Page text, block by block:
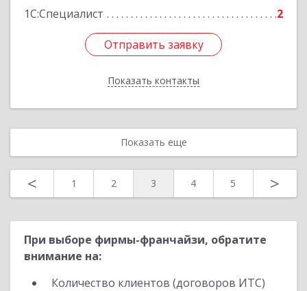
1С:Специалист
2
Отправить заявку
Показать контакты
Отправить заявку
Назад
Показать еще
< 1 2 3 4 5 >
При выборе фирмы-франчайзи, обратите
внимание на:
Количество клиентов (договоров ИТС)